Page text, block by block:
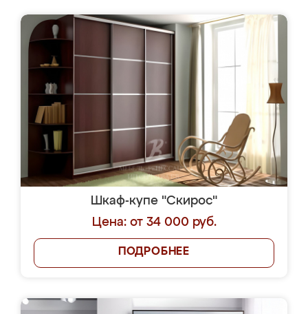
Шкаф-купе "Скирос"
Цена: от 34 000 руб.
ПОДРОБНЕЕ